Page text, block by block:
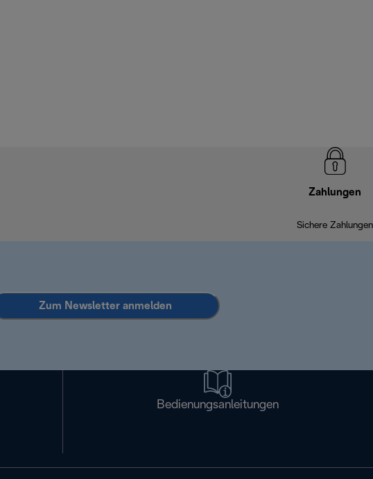
Zahlungen
Sichere Zahlungen
Zum Newsletter anmelden
Bedienungsanleitungen